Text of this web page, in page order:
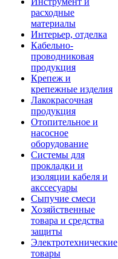
расходные
материалы
Интерьер, отделка
Кабельно-
проводниковая
продукция
Крепеж и
крепежные изделия
Лакокрасочная
продукция
Отопительное и
насосное
оборудование
Системы для
прокладки и
изоляции кабеля и
акссесуары
Сыпучие смеси
Хозяйственные
товара и средства
защиты
Электротехнические
товары